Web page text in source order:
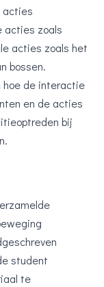
acties
acties zoals
acties zoals het
bossen.
hoe de interactie
en de acties
bij
student
te